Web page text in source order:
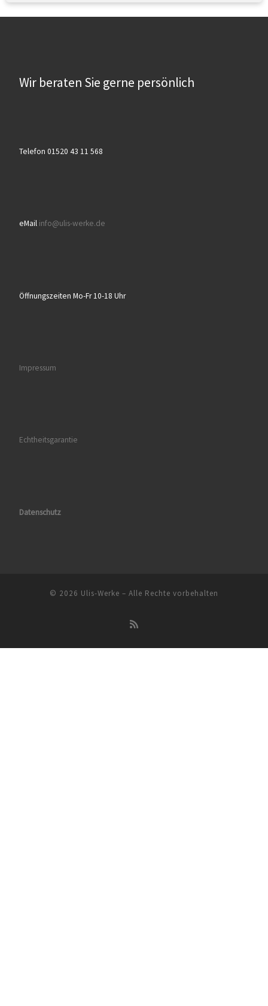
Wir beraten Sie gerne persönlich
Telefon 01520 43 11 568
eMail info@ulis-werke.de
Öffnungszeiten Mo-Fr 10-18 Uhr
Impressum
Echtheitsgarantie
Datenschutz
© 2026 Ulis-Werke – Alle Rechte vorbehalten